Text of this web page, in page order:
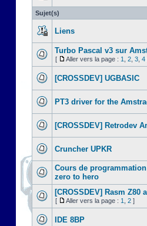
Sujet(s)
Liens
Turbo Pascal v3 sur
[ Aller vers la page : 1 2 3 4
[CROSSDEV] UGBASIC
PT3 driver for the
[CROSSDEV] Retrodev
Cruncher UPKR
Cours de
zero to hero
[CROSSDEV] Rasm
[ Aller vers la page : 1 2 ]
IDE 8BP